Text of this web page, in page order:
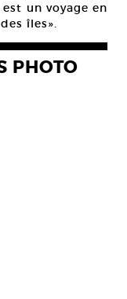
un voyage en
îles».
PHOTO